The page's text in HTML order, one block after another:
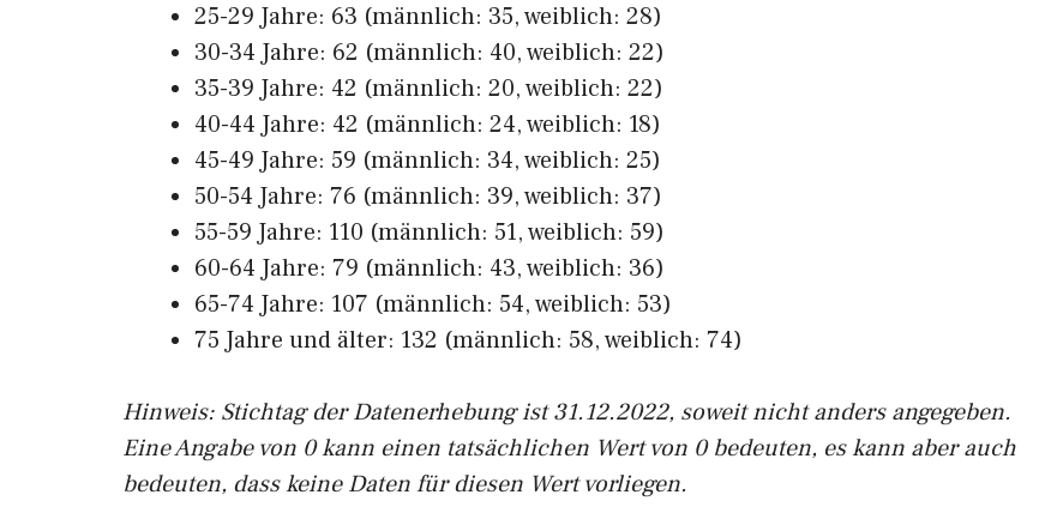
25-29 Jahre: 63 (männlich: 35, weiblich: 28)
30-34 Jahre: 62 (männlich: 40, weiblich: 22)
35-39 Jahre: 42 (männlich: 20, weiblich: 22)
40-44 Jahre: 42 (männlich: 24, weiblich: 18)
45-49 Jahre: 59 (männlich: 34, weiblich: 25)
50-54 Jahre: 76 (männlich: 39, weiblich: 37)
55-59 Jahre: 110 (männlich: 51, weiblich: 59)
60-64 Jahre: 79 (männlich: 43, weiblich: 36)
65-74 Jahre: 107 (männlich: 54, weiblich: 53)
75 Jahre und älter: 132 (männlich: 58, weiblich: 74)
Hinweis: Stichtag der Datenerhebung ist 31.12.2022, soweit nicht anders angegeben.
Eine Angabe von 0 kann einen tatsächlichen Wert von 0 bedeuten, es kann aber auch
bedeuten, dass keine Daten für diesen Wert vorliegen.